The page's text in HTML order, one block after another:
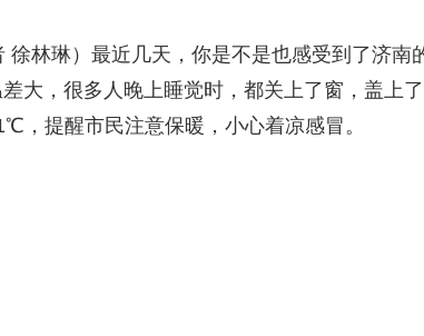
徐林琳）最近几天，你是不是也感受到了济南
大，很多人晚上睡觉时，都关上了窗，盖上
，提醒市民注意保暖，小心着凉感冒。